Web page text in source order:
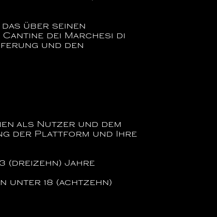
über seinen
Cantine dei Marchesi di
und den
als Nutzer und dem
der Plattform und Ihre
(dreizehn) Jahre
unter 18 (achtzehn)